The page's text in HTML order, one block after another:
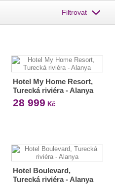
Filtrovat
Hotel My Home Resort,
Turecká riviéra - Alanya
28 999 Kč
Hotel Boulevard,
Turecká riviéra - Alanya